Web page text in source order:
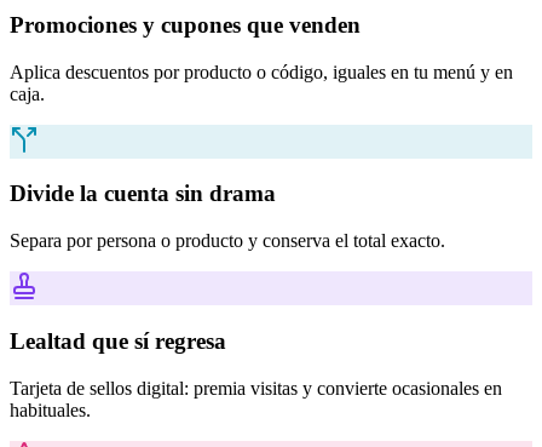
Promociones y cupones que venden
Aplica descuentos por producto o código, iguales en tu menú y en
caja.
Divide la cuenta sin drama
Separa por persona o producto y conserva el total exacto.
Lealtad que sí regresa
Tarjeta de sellos digital: premia visitas y convierte ocasionales en
habituales.